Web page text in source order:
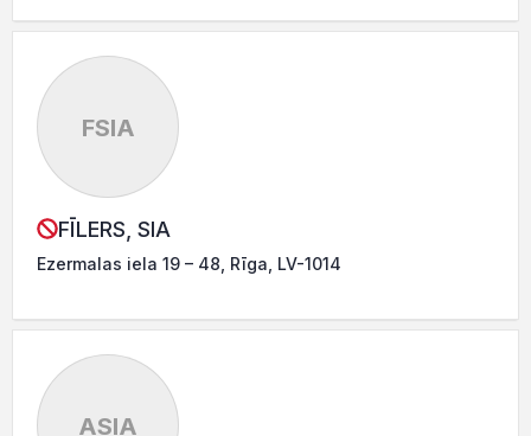
FSIA
FĪLERS, SIA
Ezermalas iela 19 – 48, Rīga, LV-1014
ASIA